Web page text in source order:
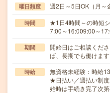
曜日頻度 週2日～5日OK（月
時間
★1日4時間～の時短
7:00～16:009:00～
期間
開始日はご相談く
ば、長期でも働けます
時給
無資格未経験：時給
★日払い／週払い制
始時は手続き完了次